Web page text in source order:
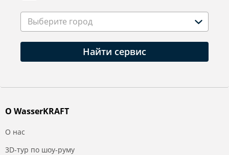
Выберите город
Найти сервис
О WasserKRAFT
О нас
3D-тур по шоу-руму